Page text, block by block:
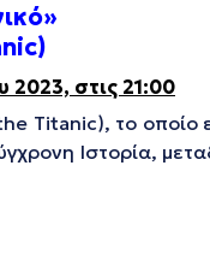
»
στις 21:00
Titanic), το οποίο
Ιστορία,